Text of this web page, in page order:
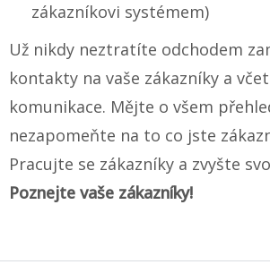
zákazníkovi systémem)
Už nikdy neztratíte odchodem
kontakty na vaše zákazníky a
komunikace. Mějte o všem
nezapomeňte na to co jste
Pracujte se zákazníky a zvyšte
Poznejte vaše zákazníky!